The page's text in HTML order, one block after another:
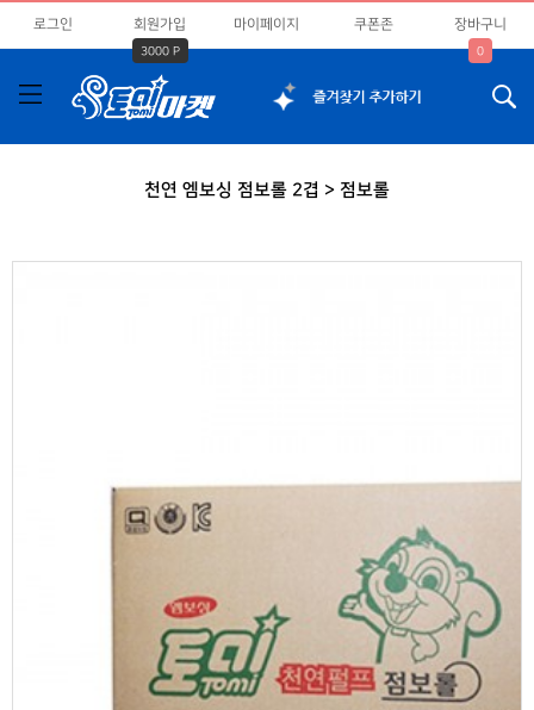
로그인 회원가입
3000 P
마이페이지 쿠폰존 장바구니
0
천연 엠보싱 점보롤 2겹 > 점보롤